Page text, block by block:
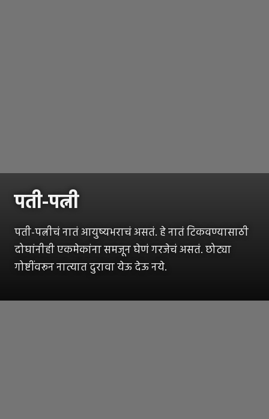
पती-पत्नी
पती-पत्नीचं नातं आयुष्यभराचं असतं. हे नातं टिकवण्यासाठी
दोघांनीही एकमेकांना समजून घेणं गरजेचं असतं. छोट्या
गोष्टींवरून नात्यात दुरावा येऊ देऊ नये.